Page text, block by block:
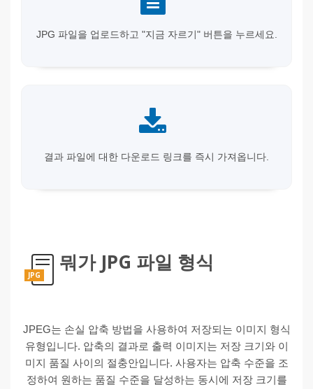
JPG 파일을 업로드하고 "지금 자르기" 버튼을 누르세요.
결과 파일에 대한 다운로드 링크를 즉시 가져옵니다.
JPG
뭐가 JPG 파일 형식
JPEG는 손실 압축 방법을 사용하여 저장되는 이미지 형식
유형입니다. 압축의 결과로 출력 이미지는 저장 크기와 이
미지 품질 사이의 절충안입니다. 사용자는 압축 수준을 조
정하여 원하는 품질 수준을 달성하는 동시에 저장 크기를